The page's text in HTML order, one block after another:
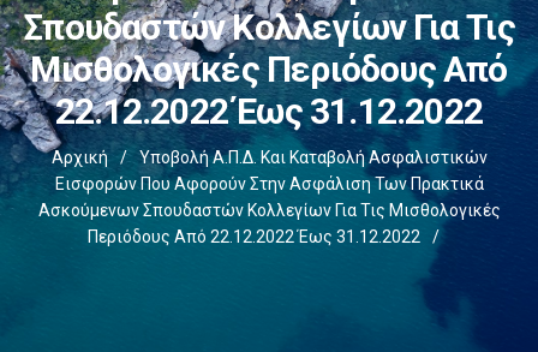
Σπουδαστών Κολλεγίων Για Τις
Μισθολογικές Περιόδους Από
22.12.2022 Έως 31.12.2022
Αρχική /
Υποβολή Α.Π.Δ. Και Καταβολή Ασφαλιστικών
Εισφορών Που Αφορούν Στην Ασφάλιση Των Πρακτικά
Ασκούμενων Σπουδαστών Κολλεγίων Για Τις Μισθολογικές
Περιόδους Από 22.12.2022 Έως 31.12.2022
/